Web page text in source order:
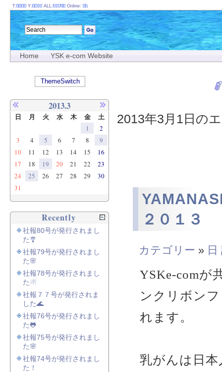
Home YSK e-com Website
2013年3月1日の
２０１３
カテゴリー » 日
YSKe-comが
ンクリボン
れます。
乳がんは日
T: Y: ALL: Online:
ThemeSwitch
2013.3
日 月 火 水 木 金 土
1
2
3
4 5 6 7 8
9
10
11 12 13 14 15
16
17
18 19 20 21 22
23
24
25 26 27 28 29
30
31
Recently
社報80号が発行されまし
た🎐
社報79号が発行されまし
た🌸
社報78号が発行されまし
た☃
社報７７号が発行されま
した🌊
社報76号が発行されまし
た🐸
社報75号が発行されまし
た🌸
社報74号が発行されまし
た！